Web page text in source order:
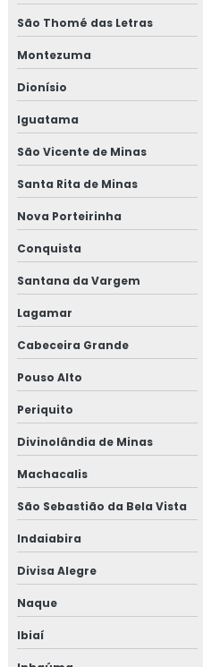
São Thomé das Letras
Montezuma
Dionísio
Iguatama
São Vicente de Minas
Santa Rita de Minas
Nova Porteirinha
Conquista
Santana da Vargem
Lagamar
Cabeceira Grande
Pouso Alto
Periquito
Divinolândia de Minas
Machacalis
São Sebastião da Bela Vista
Indaiabira
Divisa Alegre
Naque
Ibiaí